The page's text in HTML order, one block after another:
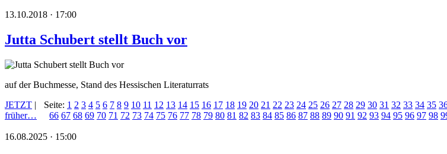
13.10.2018 · 17:00
Jutta Schubert stellt Buch vor
auf der Buchmesse, Stand des Hessischen Literaturrats
JETZT |
früher…
Seite: 1 2 3 4 5 6 7 8 9 10 11 12 13 14 15 16 17 18 19 20 21 22 23 24 25 26 27 28 29 30 31 32 33 34 35
66 67 68 69 70 71 72 73 74 75 76 77 78 79 80 81 82 83 84 85 86 87 88 89 90 91 92 93 94 95 96 97 98
16.08.2025 · 15:00